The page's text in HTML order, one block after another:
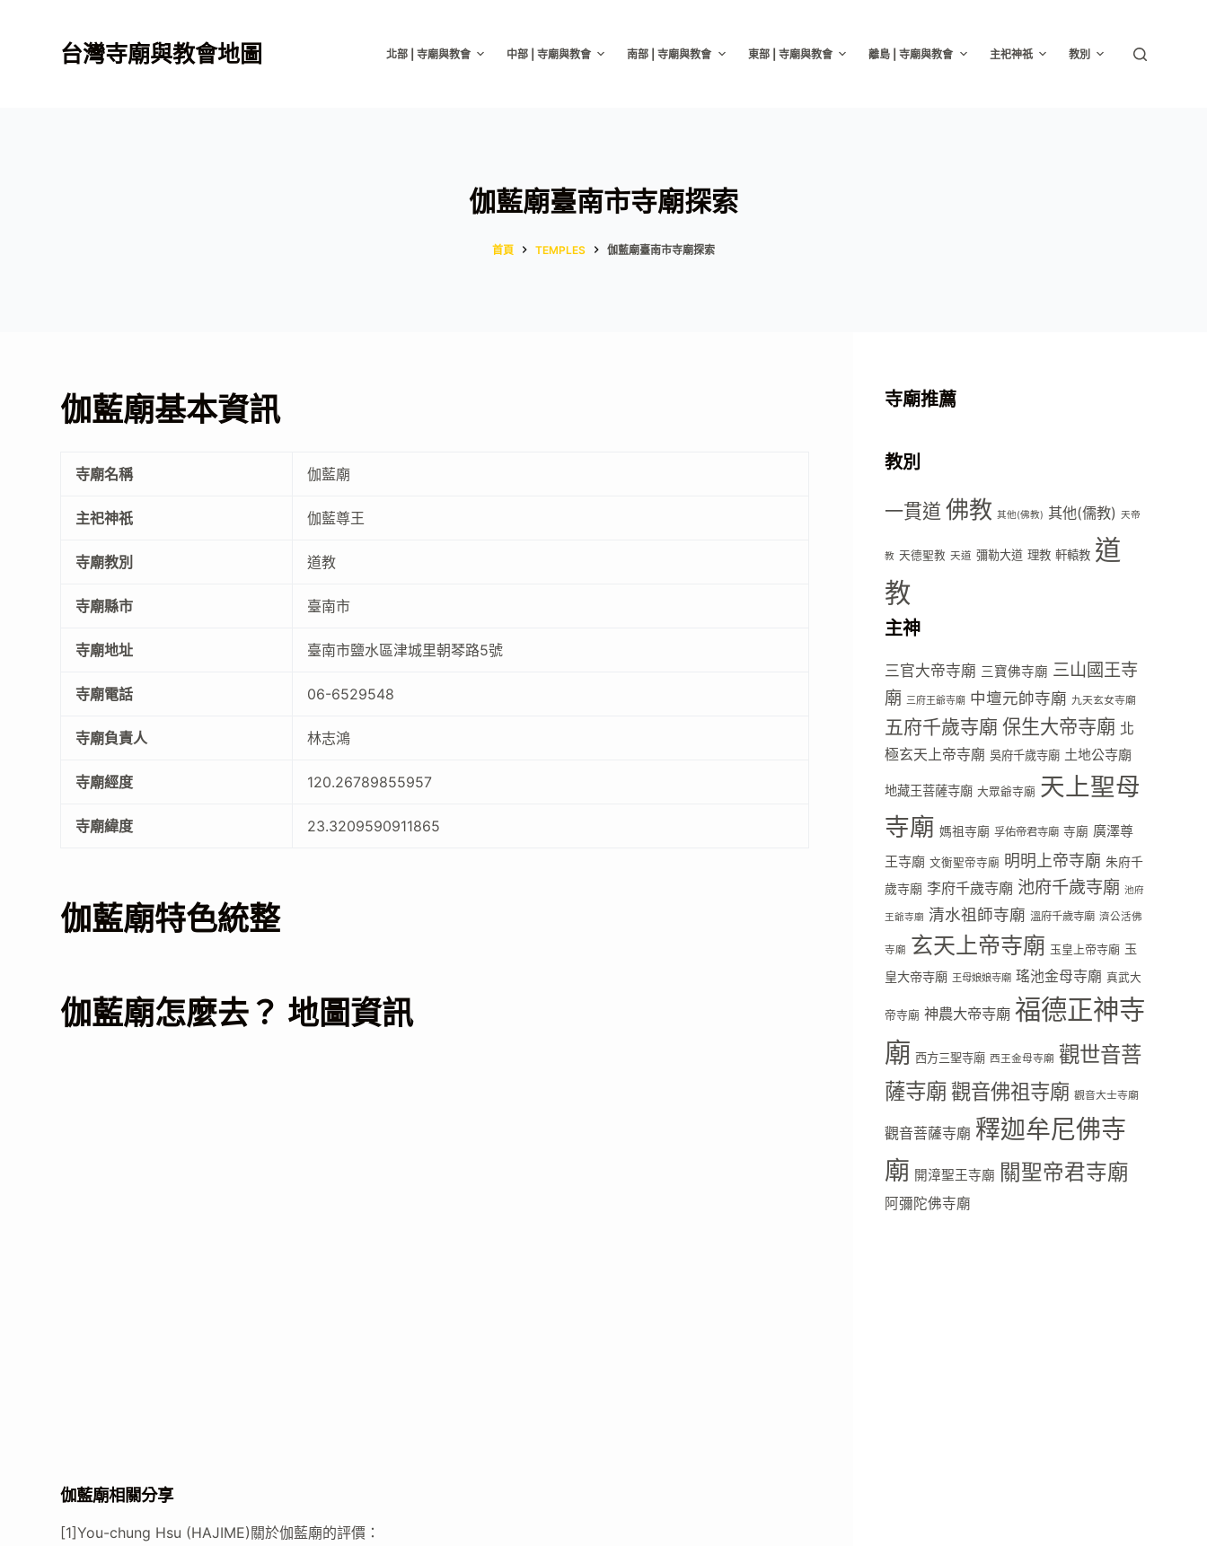
台灣寺廟與教會地圖 北部 | 寺廟與教會 中部 | 寺廟與教會 南部 | 寺廟與教會 東部 | 寺廟與教會 離島 | 寺廟與教會 主祀神祇 教別
伽藍廟臺南市寺廟探索
首頁 TEMPLES 伽藍廟臺南市寺廟探索
伽藍廟基本資訊
寺廟名稱 伽藍廟
主祀神祇 伽藍尊王
寺廟教別 道教
寺廟縣市 臺南市
寺廟地址 臺南市鹽水區津城里朝琴路5號
寺廟電話 06-6529548
寺廟負責人 林志鴻
寺廟經度 120.26789855957
寺廟緯度 23.3209590911865
伽藍廟特色統整
伽藍廟怎麼去？ 地圖資訊
伽藍廟相關分享
[1]You-chung Hsu (HAJIME)關於伽藍廟的評價：
寺廟推薦
教別
一貫道 佛教 其他(佛教) 其他(儒教) 天帝
教 天德聖教 天道 彌勒大道 理教 軒轅教 道
教
主神
三官大帝寺廟 三寶佛寺廟 三山國王寺
廟 三府王爺寺廟 中壇元帥寺廟 九天玄女寺廟
五府千歲寺廟 保生大帝寺廟 北
極玄天上帝寺廟 吳府千歲寺廟 土地公寺廟
地藏王菩薩寺廟 大眾爺寺廟 天上聖母
寺廟 媽祖寺廟 孚佑帝君寺廟 寺廟 廣澤尊
王寺廟 文衡聖帝寺廟 明明上帝寺廟 朱府千
歲寺廟 李府千歲寺廟 池府千歲寺廟 池府
王爺寺廟 清水祖師寺廟 溫府千歲寺廟 濟公活佛
寺廟 玄天上帝寺廟 玉皇上帝寺廟 玉
皇大帝寺廟 王母娘娘寺廟 瑤池金母寺廟 真武大
帝寺廟 神農大帝寺廟 福德正神寺
廟 西方三聖寺廟 西王金母寺廟 觀世音菩
薩寺廟觀音佛祖寺廟 觀音大士寺廟
觀音菩薩寺廟 釋迦牟尼佛寺
廟 開漳聖王寺廟 關聖帝君寺廟
阿彌陀佛寺廟